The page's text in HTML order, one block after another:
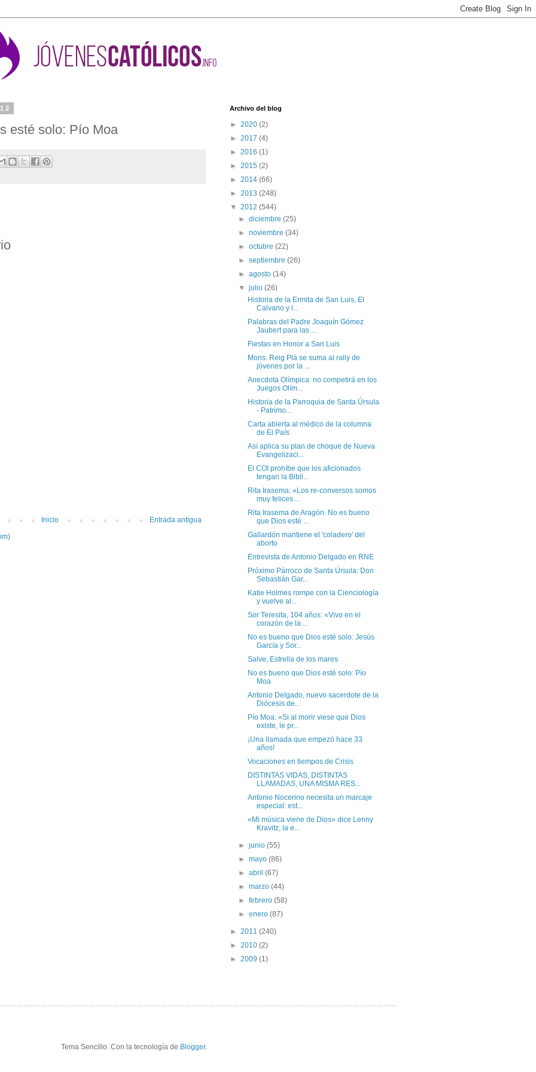
esté solo: Pío Moa
Entrada antigua
Inicio
Archivo del blog
► 2020 (2)
► 2017 (4)
► 2016 (1)
► 2015 (2)
► 2014 (66)
► 2013 (248)
▼ 2012 (544)
►diciembre(25)
►noviembre(34)
►octubre(22)
►septiembre(26)
►agosto(14)
▼julio(26)
Historia de la Ermita de San Luis, El
Calvario y l...
Palabras del Padre Joaquín Gómez
Jaubert para las ...
Fiestas en Honor a San Luis
Mons. Reig Plà se suma al rally de
jóvenes por la ...
Anecdota Olímpica: no competirá en los
Juegos Olím...
Historia de la Parroquia de Santa Úrsula
- Patrimo...
Carta abierta al médico de la columna
de El País
Así aplica su plan de choque de Nueva
Evangelizaci...
El COI prohíbe que los aficionados
tengan la Bibli...
Rita Irasema: «Los re-conversos somos
muy felices ...
Rita Irasema de Aragón. No es bueno
que Dios esté ...
Gallardón mantiene el 'coladero' del
aborto
Entrevista de Antonio Delgado en RNE
Próximo Párroco de Santa Úrsula: Don
Sebastián Gar...
Katie Holmes rompe con la Cienciología
y vuelve al...
Sor Teresita, 104 años: «Vivo en el
corazón de la ...
No es bueno que Dios esté solo: Jesús
García y Sor...
Salve, Estrella de los mares
No es bueno que Dios esté solo: Pío
Moa
Antonio Delgado, nuevo sacerdote de la
Diócesis de...
Pío Moa: «Si al morir viese que Dios
existe, le pr...
¡Una llamada que empezó hace 33
años!
Vocaciones en tiempos de Crisis
DISTINTAS VIDAS, DISTINTAS
LLAMADAS, UNA MISMA RES...
Antonio Nocerino necesita un marcaje
especial: est...
«Mi música viene de Dios» dice Lenny
Kravitz, la e...
►junio(55)
►mayo(86)
►abril(67)
►marzo(44)
►febrero(58)
►enero(87)
► 2011 (240)
► 2010 (2)
► 2009 (1)
Tema Sencillo. Con la tecnología de Blogger.